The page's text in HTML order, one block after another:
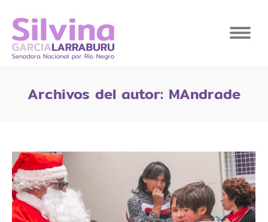
Archivos del autor: MAndrade